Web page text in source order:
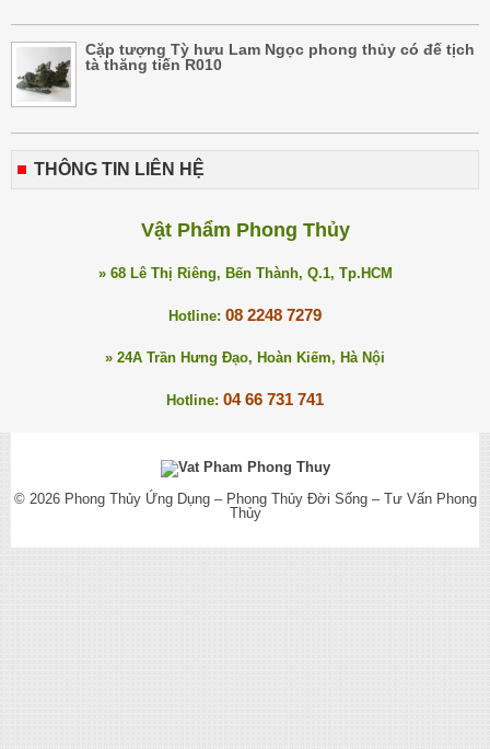
Cặp tượng Tỳ hưu Lam Ngọc phong thủy có đế tịch
tà thăng tiến R010
THÔNG TIN LIÊN HỆ
Vật Phẩm Phong Thủy
» 68 Lê Thị Riêng, Bến Thành, Q.1, Tp.HCM
Hotline: 08 2248 7279
» 24A Trần Hưng Đạo, Hoàn Kiếm, Hà Nội
Hotline: 04 66 731 741
© 2026 Phong Thủy Ứng Dụng – Phong Thủy Đời Sống – Tư Vấn Phong
Thủy